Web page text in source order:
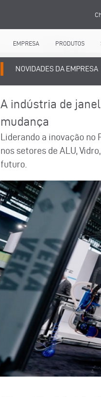
EMPRESA PRODUTOS
NOVIDADES DA EMPRESA
A indústria de
mudança
Liderando a inovação no
nos setores de ALU,
futuro.